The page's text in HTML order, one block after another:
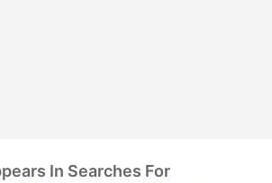
In Searches For